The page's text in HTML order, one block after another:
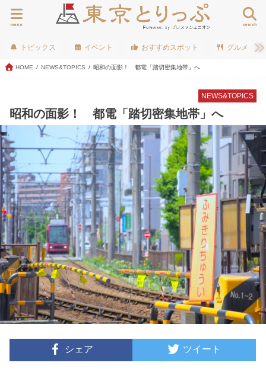
search
menu
トピックス イベント おすすめスポット グルメ
HOME NEWS&TOPICS 昭和の面影！ 都電「踏切密集地帯」へ
NEWS&TOPICS
昭和の面影！ 都電「踏切密集地帯」へ
シェア ツイート